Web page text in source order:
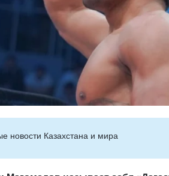
новости Казахстана и мира